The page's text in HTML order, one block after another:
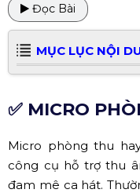
Đọc Bài
MỤC LỤC NỘI
✅ MICRO
Micro phòng thu
công cụ hỗ trợ thu
đam mê ca hát.